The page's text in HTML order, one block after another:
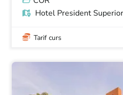
Hotel President
Tarif curs